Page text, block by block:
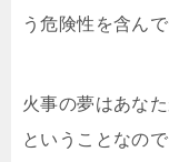
う危険性を含んで
火事の夢はあな
ということなの